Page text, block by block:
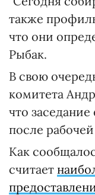
также
что они
Рыбак.
В свою
комитета
что
после
Как
считает